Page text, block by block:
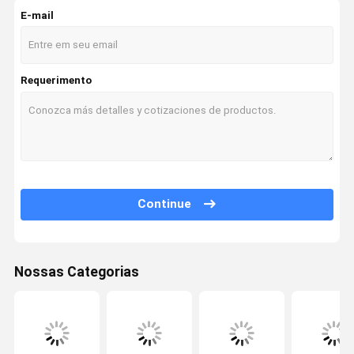
Máquina escavadora Hydraulic Cylinder
Conjunto de motor diesel
E-mail
Requerimento
Continue
Nossas Categorias